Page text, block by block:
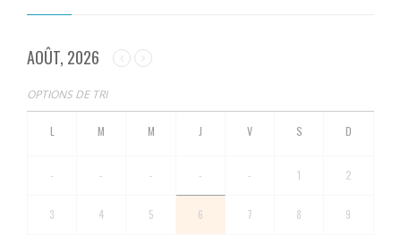
AOÛT, 2026
OPTIONS DE TRI
- - - - - 1 2
3 4 5 6 7 8 9